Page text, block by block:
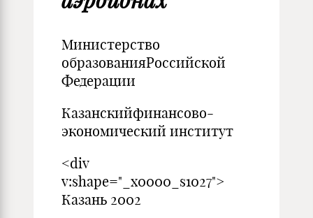
Министерство
образованияРоссийской
Федерации
Казанскийфинансово-
экономический институт
<div
v:shape="_x0000_s1027">
Казань 2002